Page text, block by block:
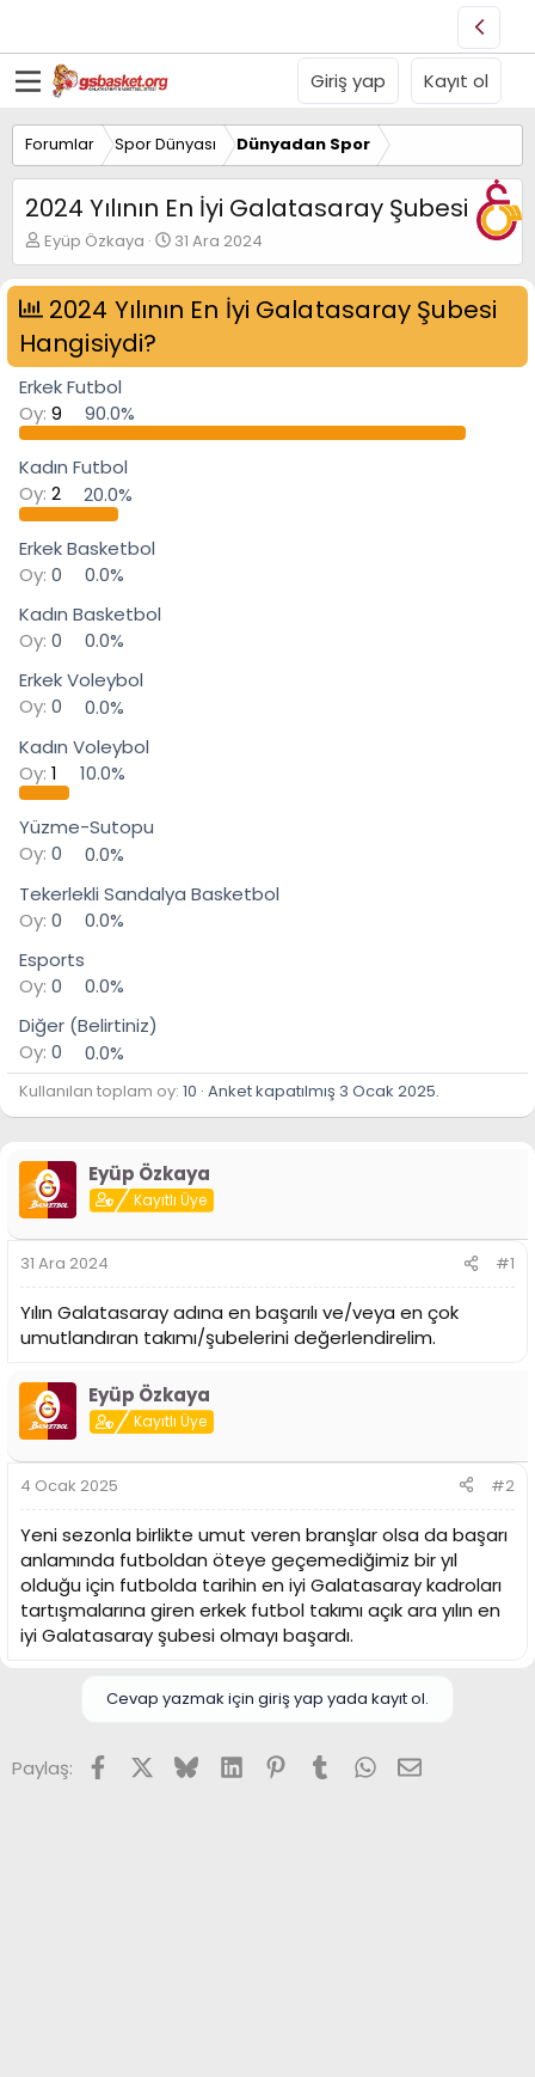
Giriş yap Kayıt ol
Forumlar Spor Dünyası Dünyadan Spor
2024 Yılının En İyi Galatasaray Şubesi
K
o
n
u
y
u
B
a
ş
l
a
t
a
n
Eyüp Özkaya
B
a
ş
l
a
g
t
31 Ara 2024
2024 Yılının En İyi Galatasaray Şubesi
Hangisiydi?
Erkek Futbol
Oy: 9 90.0%
Kadın Futbol
Oy: 2 20.0%
Erkek Basketbol
Oy: 0
0.0%
Kadın Basketbol
Oy: 0
0.0%
Erkek Voleybol
Oy: 0
0.0%
Kadın Voleybol
Oy: 1 10.0%
Yüzme-Sutopu
Oy: 0
0.0%
Tekerlekli Sandalya Basketbol
Oy: 0
0.0%
Esports
Oy: 0
0.0%
Diğer (Belirtiniz)
Oy: 0 0.0%
Kullanılan toplam oy 10 Anket kapatılmış 3 Ocak 2025.
Eyüp Özkaya
Kayıtlı Üye
31 Ara 2024 #1
Yılın Galatasaray adına en başarılı ve/veya en çok
umutlandıran takımı/şubelerini değerlendirelim.
Eyüp Özkaya
Kayıtlı Üye
4 Ocak 2025 #2
Yeni sezonla birlikte umut veren branşlar olsa da başarı
anlamında futboldan öteye geçemediğimiz bir yıl
olduğu için futbolda tarihin en iyi Galatasaray kadroları
tartışmalarına giren erkek futbol takımı açık ara yılın en
iyi Galatasaray şubesi olmayı başardı.
Cevap yazmak için giriş yap yada kayıt ol.
Paylaş: FacebookX (Twitter)
BlueskyLinkedInPinterest
TumblrWhatsApp
E-posta